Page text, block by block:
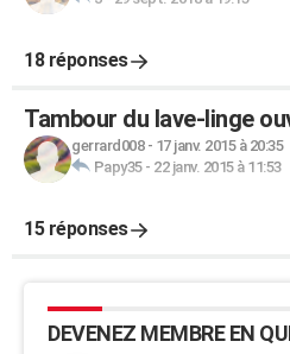
18 réponses
Tambour du lave-linge
gerrard008- 17 janv. 2015 à 20:35
Papy35- 22 janv. 2015 à 11:53
15 réponses
DEVENEZ MEMBRE EN